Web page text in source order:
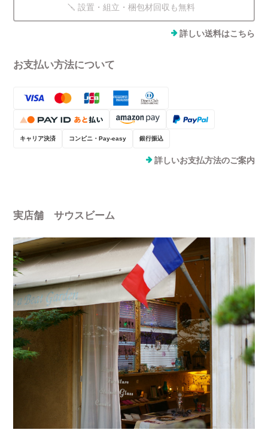
🪛 設置・組立・梱包材回収も無料
詳しい送料はこちら
お支払い方法について
キャリア決済 コンビニ・Pay-easy 銀行振込
詳しいお支払方法のご案内
実店舗 サウスビーム